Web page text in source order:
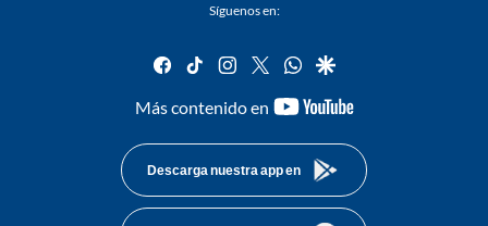
Síguenos en:
facebook
tiktok instagram
twitterwhatsapp
google
Más contenido en
youtube-
Descarga nuestra app en